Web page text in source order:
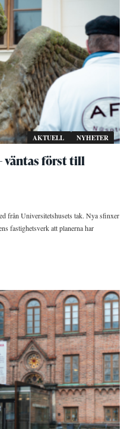
AKTUELL NYHETER
väntas först till
från Universitetshusets tak. Nya sfinxer
fastighetsverk att planerna har